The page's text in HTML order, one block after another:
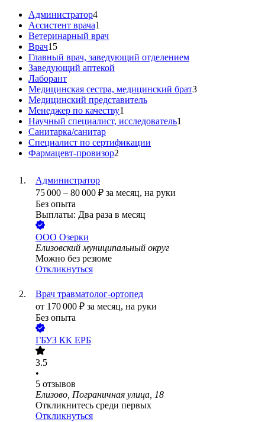
Администратор4
Ассистент врача1
Ветеринарный врач
Врач15
Главный врач, заведующий отделением
Заведующий аптекой
Лаборант
Медицинская сестра, медицинский брат3
Медицинский представитель
Менеджер по качеству1
Научный специалист, исследователь1
Санитарка/санитар
Специалист по сертификации
Фармацевт-провизор2
Администратор
75 000 – 80 000 ₽ за месяц, на руки
Без опыта
Выплаты: Два раза в месяц
ООО Озерки
Елизовский муниципальный округ
Можно без резюме
Откликнуться
Врач травматолог-ортопед
от 170 000 ₽ за месяц, на руки
Без опыта
ГБУЗ КК ЕРБ
3.5
•
5 отзывов
Елизово, Пограничная улица, 18
Откликнитесь среди первых
Откликнуться